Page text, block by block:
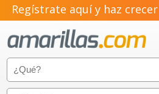
Regístrate aquí y haz